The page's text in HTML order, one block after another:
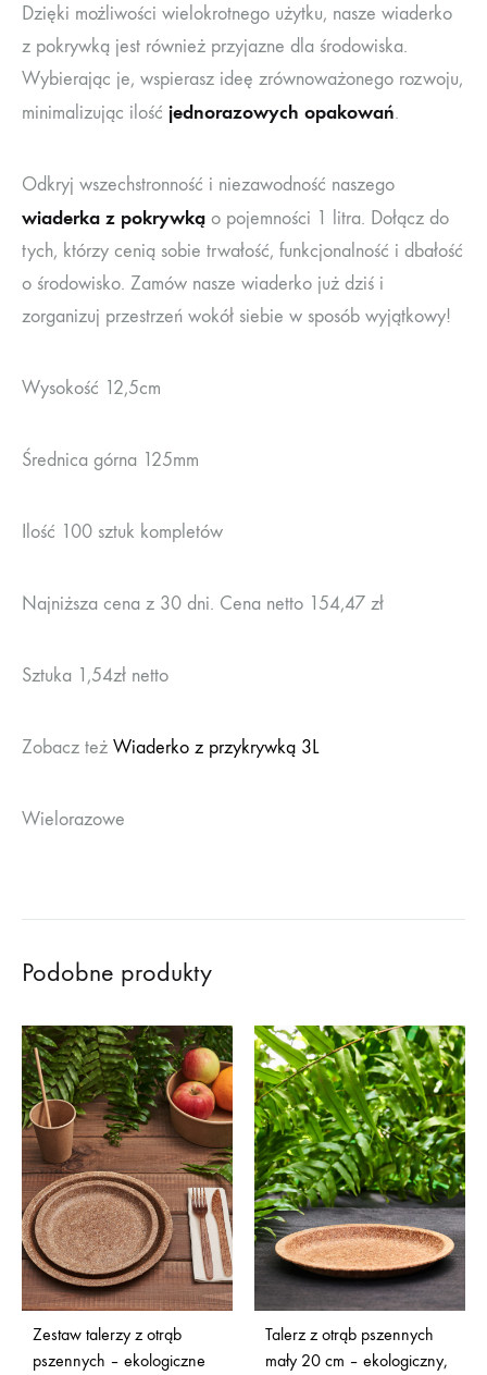
Dzięki możliwości wielokrotnego użytku, nasze wiaderko
z pokrywką jest również przyjazne dla środowiska.
Wybierając je, wspierasz ideę zrównoważonego rozwoju,
minimalizując ilość jednorazowych opakowań.
Odkryj wszechstronność i niezawodność naszego
wiaderka z pokrywką o pojemności 1 litra. Dołącz do
tych, którzy cenią sobie trwałość, funkcjonalność i dbałość
o środowisko. Zamów nasze wiaderko już dziś i
zorganizuj przestrzeń wokół siebie w sposób wyjątkowy!
Wysokość 12,5cm
Średnica górna 125mm
Ilość 100 sztuk kompletów
Najniższa cena z 30 dni. Cena netto 154,47 zł
Sztuka 1,54zł netto
Zobacz też Wiaderko z przykrywką 3L
Wielorazowe
Podobne produkty
Zestaw talerzy z otrąb
pszennych – ekologiczne
Talerz z otrąb pszennych
mały 20 cm – ekologiczny,